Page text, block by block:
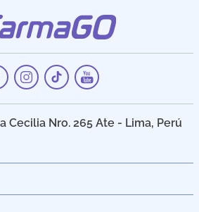
Cecilia Nro. 265 Ate - Lima, Perú